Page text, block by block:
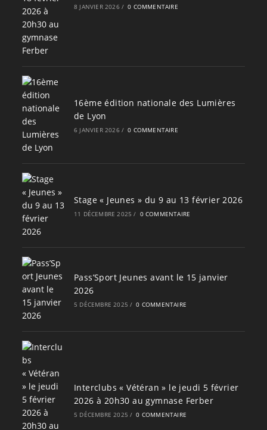
8 JANVIER 2026 / 0 COMMENTAIRE
16ème édition nationale des Lumières
de Lyon
6 JANVIER 2026 / 0 COMMENTAIRE
Stage « Jeunes » du 9 au 13 février 2026
11 DÉCEMBRE 2025 / 0 COMMENTAIRE
Pass’Sport Jeunes avant le 15 janvier
2026
5 DÉCEMBRE 2025 / 0 COMMENTAIRE
Interclubs « Vétéran » le jeudi 5 février
2026 à 20h30 au gymnase Ferber
5 DÉCEMBRE 2025 / 0 COMMENTAIRE